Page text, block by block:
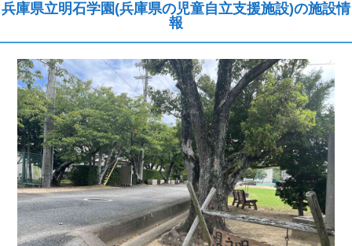
兵庫県立明石学園(兵庫県の児童自立支援施設)の施設情
報